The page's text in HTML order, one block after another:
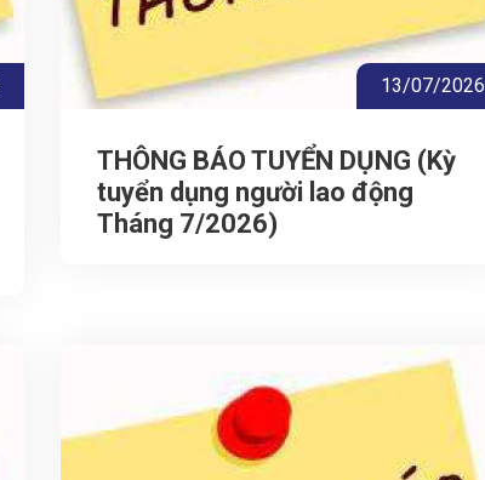
13/07/2026
THÔNG BÁO TUYỂN DỤNG (Kỳ
tuyển dụng người lao động
Tháng 7/2026)